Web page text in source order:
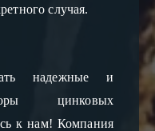
случая.
надежные и
цинковых
к нам! Компания